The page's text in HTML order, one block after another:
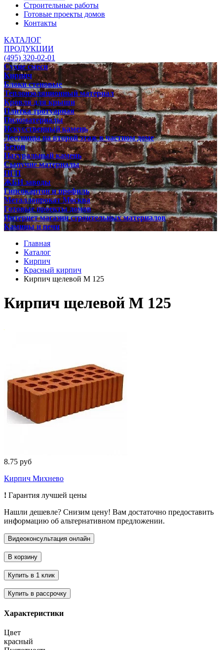
Строительные работы
Готовые проекты домов
Контакты
КАТАЛОГ
ПРОДУКЦИИ
(495) 320-02-01
Сухие смеси
Кирпич
Блоки стеновые
Теплоизоляционный материал
Кровля для крыши
Плитка тротуарная
Пиломатериалы
Искусственный камень
Лестницы на второй этаж в частном доме
Бетон
Натуральный камень
Сыпучие материалы
ПГП
ЖБИ заводы
Гипсокартон и профиль
Металлопрокат Москва
Готовые проекты домов
Интернет магазин строительных материалов
Камины и печи
Главная
Каталог
Кирпич
Красный кирпич
Кирпич щелевой М 125
Кирпич щелевой М 125
8.75 руб
Кирпич Михнево
! Гарантия лучшей цены
Нашли дешевле? Снизим цену! Вам достаточно предоставить
информацию об альтернативном предложении.
Характеристики
Цвет
красный